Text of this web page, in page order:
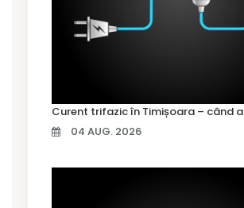
04 AUG. 2026